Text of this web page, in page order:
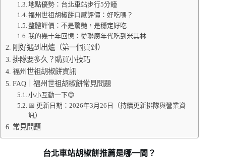
地點優勢：台北車站步行5分鐘
福州世祖胡椒餅口感評價：好吃嗎？
整體評價：不是驚艷，是穩定好吃
我的幾十年回憶：從聯廣年代吃到米其林
剛好遇到出爐（第一個買到）
排隊要多久？購買小技巧
福州世祖胡椒餅資訊
FAQ｜福州世祖胡椒餅常見問題
小小互動一下😊
📅 更新日期：2026年3月26日（持續更新排隊與營業資
訊）
常見問題
台北車站胡椒餅推薦是哪一間？